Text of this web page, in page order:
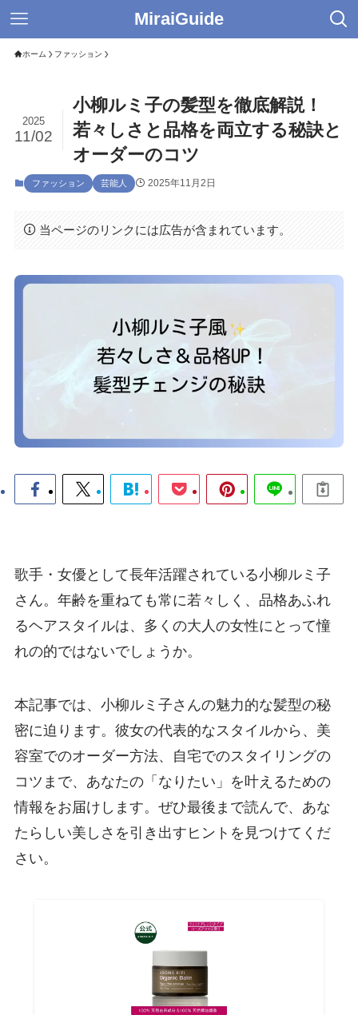
MiraiGuide
ホーム ファッション
小柳ルミ子の髪型を徹底解説！
若々しさと品格を両立する秘訣と
オーダーのコツ
2025
11/02
ファッション 芸能人 2025年11月2日
当ページのリンクには広告が含まれています。
歌手・女優として長年活躍されている小柳ルミ子
さん。年齢を重ねても常に若々しく、品格あふれ
るヘアスタイルは、多くの大人の女性にとって憧
れの的ではないでしょうか。
本記事では、小柳ルミ子さんの魅力的な髪型の秘
密に迫ります。彼女の代表的なスタイルから、美
容室でのオーダー方法、自宅でのスタイリングの
コツまで、あなたの「なりたい」を叶えるための
情報をお届けします。ぜひ最後まで読んで、あな
たらしい美しさを引き出すヒントを見つけてくだ
さい。